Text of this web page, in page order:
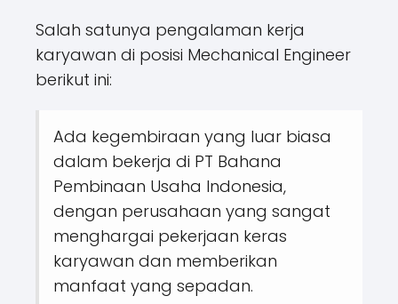
Salah satunya pengalaman kerja
karyawan di posisi Mechanical Engineer
berikut ini:
Ada kegembiraan yang luar biasa
dalam bekerja di PT Bahana
Pembinaan Usaha Indonesia,
dengan perusahaan yang sangat
menghargai pekerjaan keras
karyawan dan memberikan
manfaat yang sepadan.